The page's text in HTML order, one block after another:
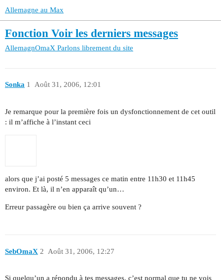
Allemagne au Max
Fonction Voir les derniers messages
AllemagnOmaX Parlons librement du site
Sonka Août 31, 2006, 12:01
1
Je remarque pour la première fois un dysfonctionnement de cet outil
: il m’affiche à l’instant ceci
alors que j’ai posté 5 messages ce matin entre 11h30 et 11h45
environ. Et là, il n’en apparaît qu’un…
Erreur passagère ou bien ça arrive souvent ?
SebOmaX Août 31, 2006, 12:27
2
Si quelqu’un a répondu à tes messages, c’est normal que tu ne vois